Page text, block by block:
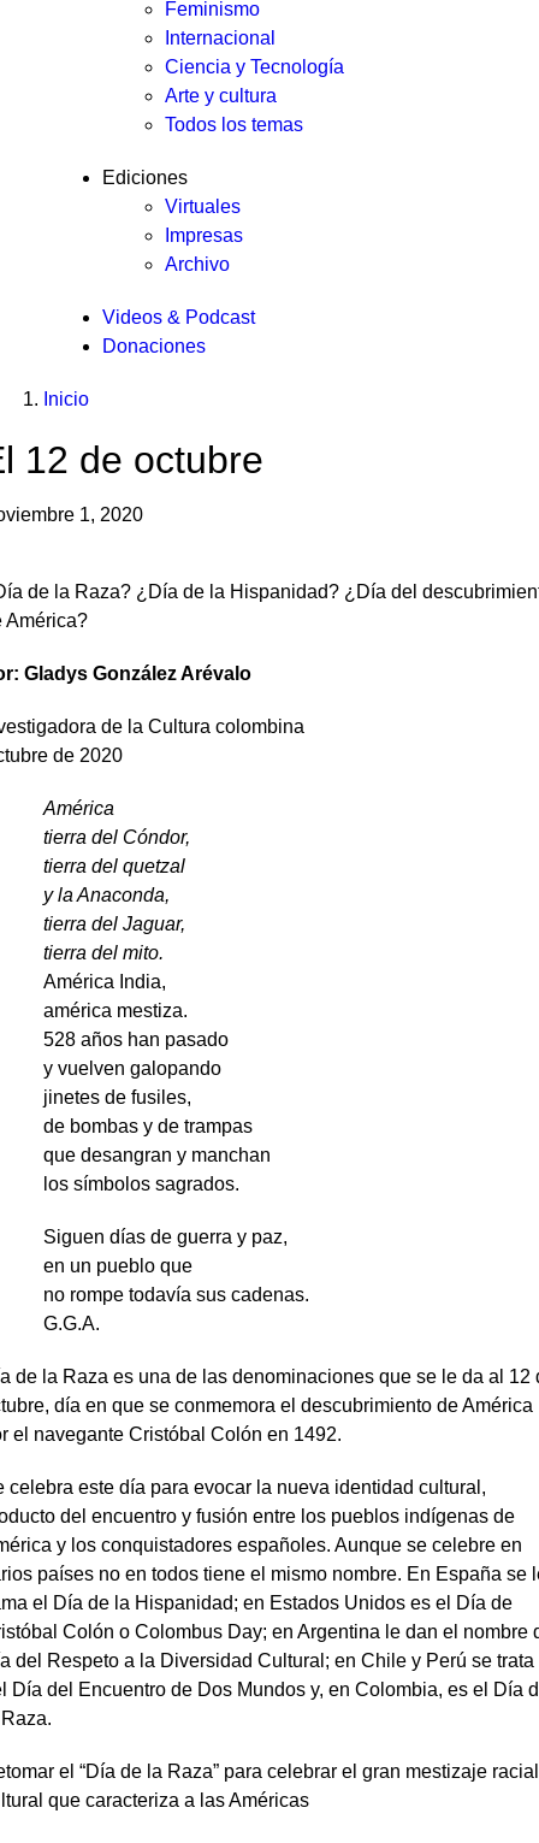
Feminismo
Internacional
Ciencia y Tecnología
Arte y cultura
Todos los temas
Ediciones
Virtuales
Impresas
Archivo
Videos & Podcast
Donaciones
Inicio
12 de octubre
1, 2020
de la Raza? ¿Día de la Hispanidad? ¿Día del
América?
Gladys González Arévalo
de la Cultura colombina
de 2020
América
tierra del Cóndor,
tierra del quetzal
y la Anaconda,
tierra del Jaguar,
tierra del mito.
América India,
américa mestiza.
528 años han pasado
y vuelven galopando
jinetes de fusiles,
de bombas y de trampas
que desangran y manchan
los símbolos sagrados.
Siguen días de guerra y paz,
en un pueblo que
no rompe todavía sus cadenas.
G.G.A.
de la Raza es una de las denominaciones que se le da al 12
día en que se conmemora el descubrimiento de América
el navegante Cristóbal Colón en 1492.
celebra este día para evocar la nueva identidad cultural,
del encuentro y fusión entre los pueblos indígenas de
y los conquistadores españoles. Aunque se celebre en
países no en todos tiene el mismo nombre. En España se
el Día de la Hispanidad; en Estados Unidos es el Día de
Colón o Colombus Day; en Argentina le dan el nombre
del Respeto a la Diversidad Cultural; en Chile y Perú se trata
Día del Encuentro de Dos Mundos y, en Colombia, es el Día
el “Día de la Raza” para celebrar el gran mestizaje
que caracteriza a las Américas